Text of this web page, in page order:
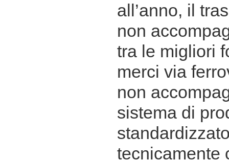
all’anno, il
non
tra le migliori
merci via
non
sistema di
tecnicamente